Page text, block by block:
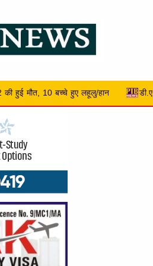
डी.ए.वी. यूनिवर्सिटी के वाईस चांसलर प्रो.